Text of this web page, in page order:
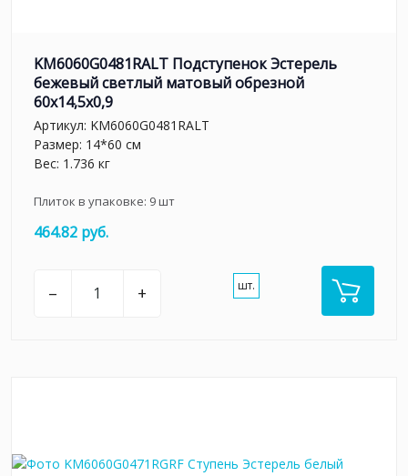
KM6060G0481RALT Подступенок Эстерель
бежевый светлый матовый обрезной
60x14,5x0,9
Артикул: KM6060G0481RALT
Размер: 14*60 см
Вес: 1.736 кг
Плиток в упаковке: 9шт
464.82 руб.
– + шт.